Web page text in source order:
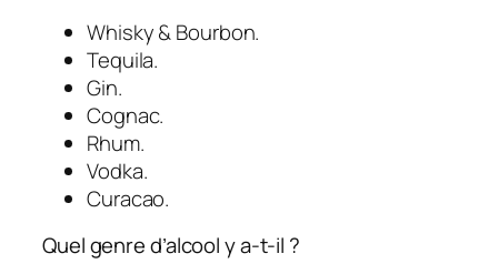
Whisky & Bourbon.
Tequila.
Gin.
Cognac.
Rhum.
Vodka.
Curacao.
Quel genre d’alcool y a-t-il ?